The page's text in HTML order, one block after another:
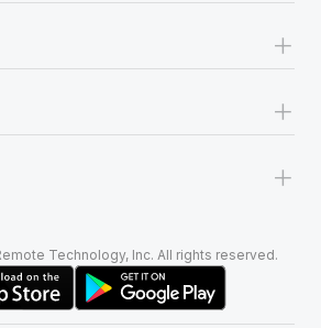
+
+
+
Technology, Inc. All rights reserved.